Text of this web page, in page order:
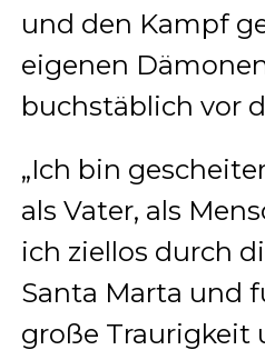
und den Kampf
eigenen
buchstäblich vor
„Ich bin
als Vater, als
ich ziellos durch
Santa Marta und
große Traurigkeit